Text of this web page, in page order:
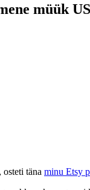
müük
täna minu Etsy